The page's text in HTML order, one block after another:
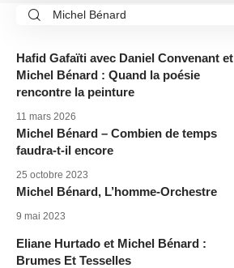
Hafid Gafaïti avec Daniel Convenant et
Michel Bénard : Quand la poésie
rencontre la peinture
11 mars 2026
Michel Bénard – Combien de temps
faudra-t-il encore
25 octobre 2023
Michel Bénard, L’homme-Orchestre
9 mai 2023
Eliane Hurtado et Michel Bénard :
Brumes Et Tesselles